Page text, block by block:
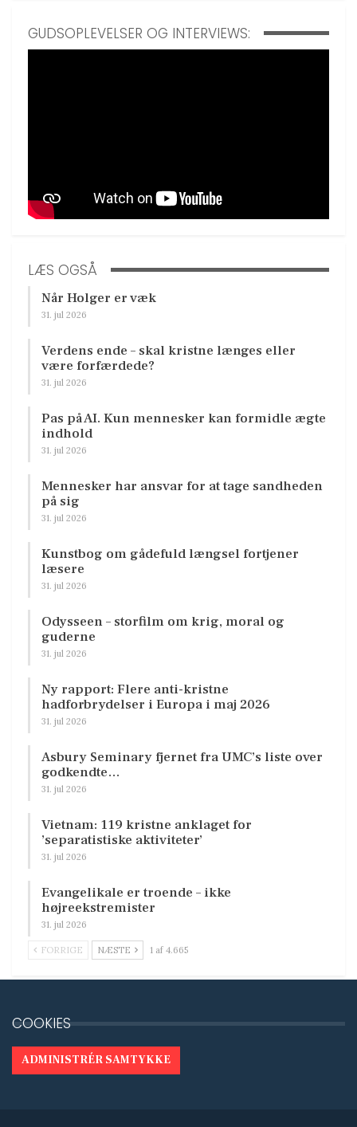
GUDSOPLEVELSER OG INTERVIEWS:
LÆS OGSÅ
Når Holger er væk
31. jul 2026
Verdens ende – skal kristne længes eller
være forfærdede?
31. jul 2026
Pas på AI. Kun mennesker kan formidle ægte
indhold
31. jul 2026
Mennesker har ansvar for at tage sandheden
på sig
31. jul 2026
Kunstbog om gådefuld længsel fortjener
læsere
31. jul 2026
Odysseen – storfilm om krig, moral og
guderne
31. jul 2026
Ny rapport: Flere anti-kristne
hadforbrydelser i Europa i maj 2026
31. jul 2026
Asbury Seminary fjernet fra UMC’s liste over
godkendte…
31. jul 2026
Vietnam: 119 kristne anklaget for
’separatistiske aktiviteter’
31. jul 2026
Evangelikale er troende – ikke
højreekstremister
31. jul 2026
FORRIGE NÆSTE 1 af 4.665
COOKIES
ADMINISTRÉR SAMTYKKE